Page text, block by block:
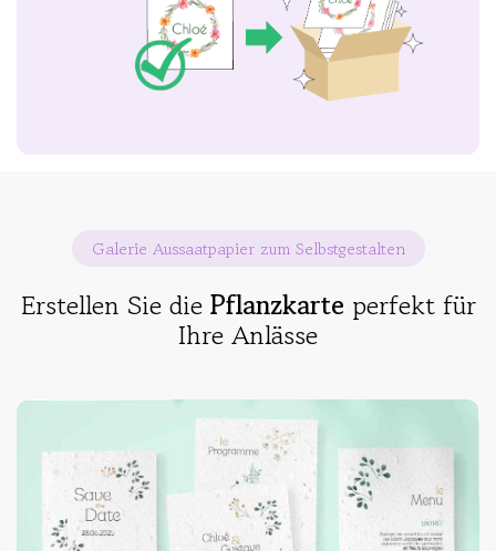
Galerie Aussaatpapier zum Selbstgestalten
Erstellen Sie die Pflanzkarte perfekt für
Ihre Anlässe